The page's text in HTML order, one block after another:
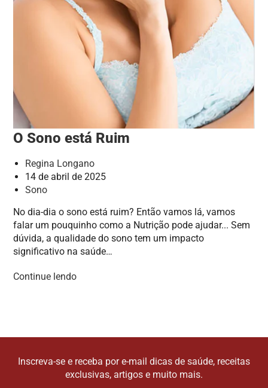
O Sono está Ruim
Regina Longano
14 de abril de 2025
Sono
No dia-dia o sono está ruim? Então vamos lá, vamos
falar um pouquinho como a Nutrição pode ajudar... Sem
dúvida, a qualidade do sono tem um impacto
significativo na saúde…
Continue lendo
Inscreva-se e receba por e-mail dicas de saúde, receitas
exclusivas, artigos e muito mais.